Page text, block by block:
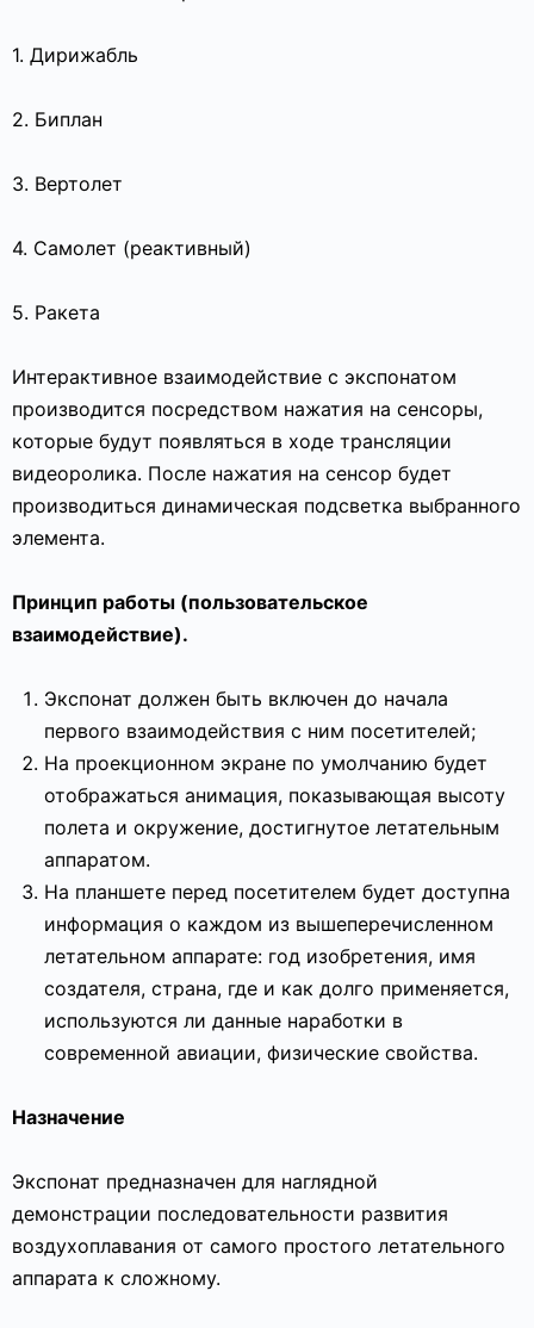
1. Дирижабль
2. Биплан
3. Вертолет
4. Самолет (реактивный)
5. Ракета
Интерактивное взаимодействие с экспонатом
производится посредством нажатия на сенсоры,
которые будут появляться в ходе трансляции
видеоролика. После нажатия на сенсор будет
производиться динамическая подсветка выбранного
элемента.
Принцип работы (пользовательское
взаимодействие).
Экспонат должен быть включен до начала
первого взаимодействия с ним посетителей;
На проекционном экране по умолчанию будет
отображаться анимация, показывающая высоту
полета и окружение, достигнутое летательным
аппаратом.
На планшете перед посетителем будет доступна
информация о каждом из вышеперечисленном
летательном аппарате: год изобретения, имя
создателя, страна, где и как долго применяется,
используются ли данные наработки в
современной авиации, физические свойства.
Назначение
Экспонат предназначен для наглядной
демонстрации последовательности развития
воздухоплавания от самого простого летательного
аппарата к сложному.